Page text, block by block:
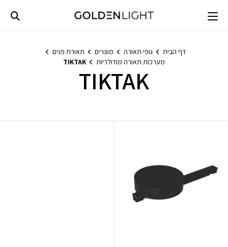
content
דף הבית גופי תאורה מוצרים
תאורת פנים
מערכות תאורה מודולריות
TIKTAK
TIKTAK